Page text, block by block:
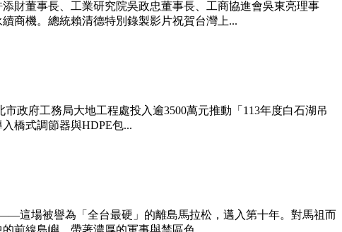
財董事長、工業研究院吳政忠董事長、工商協進會吳東亮理事
商機。總統賴清德特別錄製影片祝賀台灣上...
政府工務局大地工程處投入逾3500萬元推動「113年度白石湖吊
橋式調節器與HDPE包...
這場被譽為「全台最硬」的離島馬拉松，邁入第十年。對馬祖而
前線島嶼，帶著濃厚的軍事與禁區色...